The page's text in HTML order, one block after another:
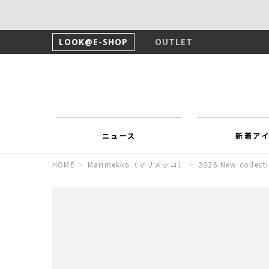
LOOK@E-SHOP OUTLET
ニュース 新着ア
HOME > Marimekko（マリメッコ） > 2026 New